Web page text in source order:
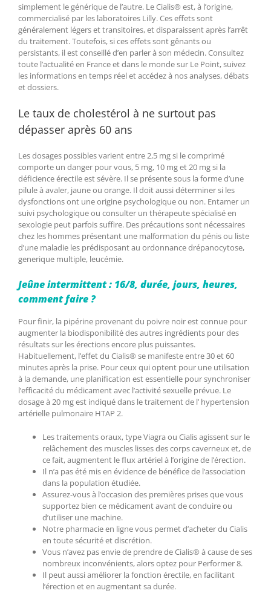
simplement le générique de l’autre. Le Cialis® est, à l’origine,
commercialisé par les laboratoires Lilly. Ces effets sont
généralement légers et transitoires, et disparaissent après l’arrêt
du traitement. Toutefois, si ces effets sont gênants ou
persistants, il est conseillé d’en parler à son médecin. Consultez
toute l’actualité en France et dans le monde sur Le Point, suivez
les informations en temps réel et accédez à nos analyses, débats
et dossiers.
Le taux de cholestérol à ne surtout pas
dépasser après 60 ans
Les dosages possibles varient entre 2,5 mg si le comprimé
comporte un danger pour vous, 5 mg, 10 mg et 20 mg si la
déficience érectile est sévère. Il se présente sous la forme d’une
pilule à avaler, jaune ou orange. Il doit aussi déterminer si les
dysfonctions ont une origine psychologique ou non. Entamer un
suivi psychologique ou consulter un thérapeute spécialisé en
sexologie peut parfois suffire. Des précautions sont nécessaires
chez les hommes présentant une malformation du pénis ou liste
d’une maladie les prédisposant au ordonnance drépanocytose,
generique multiple, leucémie.
Jeûne intermittent : 16/8, durée, jours, heures,
comment faire ?
Pour finir, la pipérine provenant du poivre noir est connue pour
augmenter la biodisponibilité des autres ingrédients pour des
résultats sur les érections encore plus puissantes.
Habituellement, l’effet du Cialis® se manifeste entre 30 et 60
minutes après la prise. Pour ceux qui optent pour une utilisation
à la demande, une planification est essentielle pour synchroniser
l’efficacité du médicament avec l’activité sexuelle prévue. Le
dosage à 20 mg est indiqué dans le traitement de l’ hypertension
artérielle pulmonaire HTAP 2.
Les traitements oraux, type Viagra ou Cialis agissent sur le
relâchement des muscles lisses des corps caverneux et, de
ce fait, augmentent le flux artériel à l’origine de l’érection.
Il n’a pas été mis en évidence de bénéfice de l’association
dans la population étudiée.
Assurez-vous à l’occasion des premières prises que vous
supportez bien ce médicament avant de conduire ou
d’utiliser une machine.
Notre pharmacie en ligne vous permet d’acheter du Cialis
en toute sécurité et discrétion.
Vous n’avez pas envie de prendre de Cialis® à cause de ses
nombreux inconvénients, alors optez pour Performer 8.
Il peut aussi améliorer la fonction érectile, en facilitant
l’érection et en augmentant sa durée.